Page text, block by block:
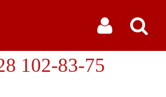
102-83-75